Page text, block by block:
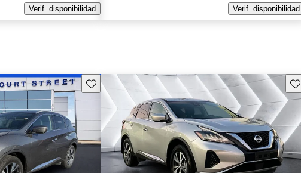
Verif. disponibilidad
Verif. disponibilidad
Guarda este Aviso